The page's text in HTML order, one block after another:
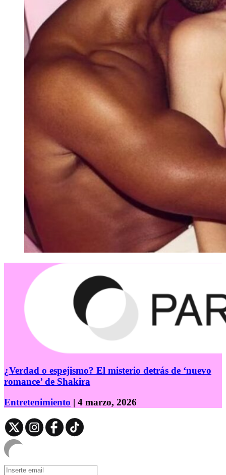
¿Verdad o espejismo? El misterio detrás de ‘nuevo
romance’ de Shakira
Entretenimiento | 4 marzo, 2026